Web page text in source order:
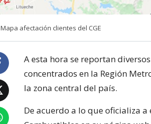
Mapa afectación clientes del CGE
A esta hora se reportan
concentrados en la Región
la zona central del país.
De acuerdo a lo que oficializa